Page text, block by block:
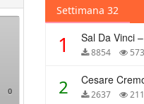
0
Settimana 32
1 8854
2 2637